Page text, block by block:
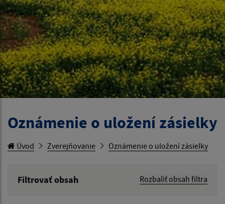
Oznámenie o uložení zásielky
Úvod Zverejňovanie Oznámenie o uložení zásielky
Filtrovať obsah Rozbaliť obsah filtra